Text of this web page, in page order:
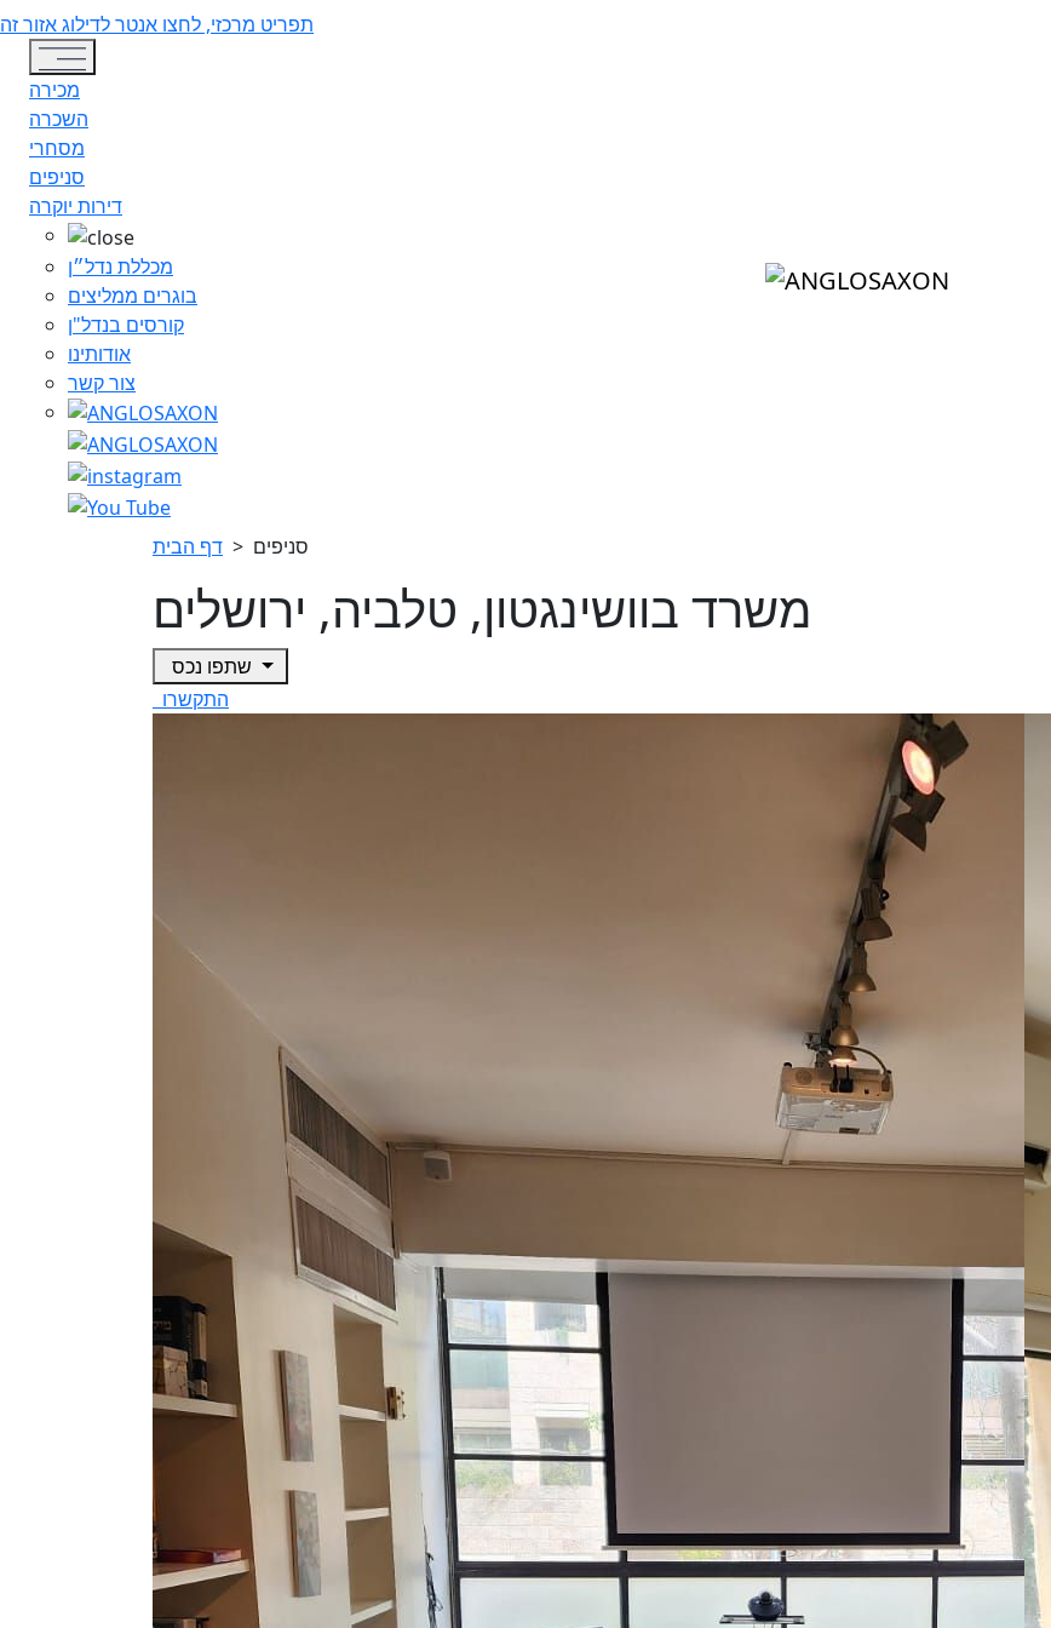
תפריט מרכזי, לחצו אנטר לדילוג אזור זה
Toggle navigation
מכירה
השכרה
מסחרי
סניפים
דירות יוקרה
מכללת נדל״ן
בוגרים ממליצים
קורסים בנדל"ן
אודותינו
צור קשר
דף הבית > סניפים
משרד בוושינגטון, טלביה, ירושלים
התקשרו